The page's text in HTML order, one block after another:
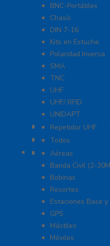
BNC-Portátiles
Chasís
DIN 7-16
Kits en Estuche
Polaridad Inversa
SMA
TNC
UHF
UHF/ RFID
UNIDAPT
Repetidores para
Repetidor UHF
Radio Sobre
Todos
Antenas
Aéreas
Banda Civil (2-
Bobinas
Resortes
Estaciones Base
GPS
Mástiles
Móviles